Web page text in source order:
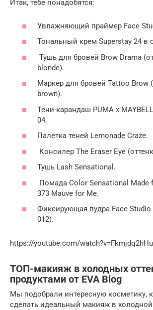
Итак, тебе понадобятся:
Увлажняющий праймер Face
Тональный крем Superstay 24 в
Тушь для бровей Brow Drama
blonde).
Маркер для бровей Tattoo Brow
brown).
Тени-карандаш PUMA x
04.
Палетка теней Lemonade Craze.
Консилер The Eraser Eye
Тушь Lash Sensational.
Помада Color Sensational Made
373 Mauve for Me.
Фиксирующая пудра Face Studio
012).
https://youtube.com/
ТОП-макияж в холодных
продуктами от EVA Blog
Мы подобрали интересную косметику,
сделать идеальный макияж в